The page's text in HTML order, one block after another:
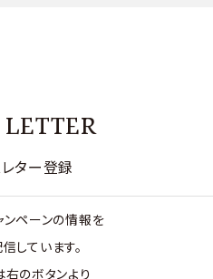
ター登録
ペーンの情報を
しています。
のボタンより